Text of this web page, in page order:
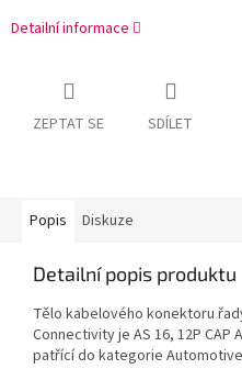
Detailní informace
ZEPTAT SE SDÍLET
Popis Diskuze
Detailní popis produktu
Tělo kabelového konektoru
Connectivity je AS 16, 12P CAP
patřící do kategorie